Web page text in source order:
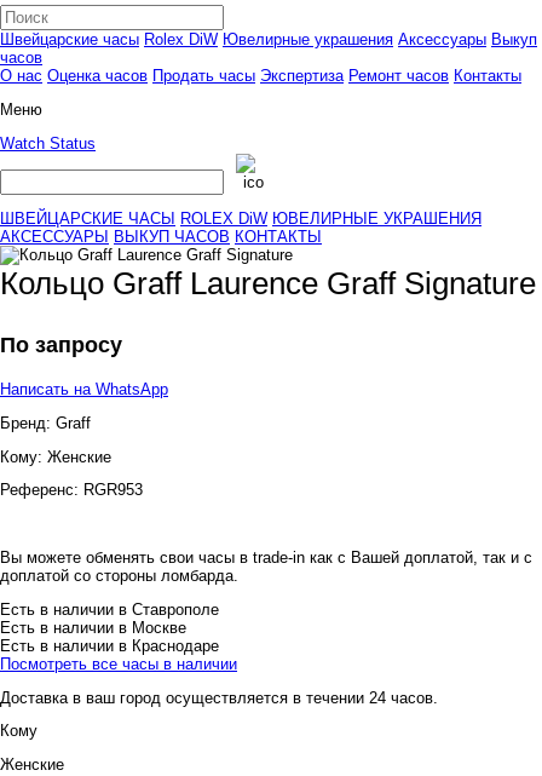
Швейцарские часы Rolex DiW Ювелирные украшения Аксессуары Выкуп
часов
О нас Оценка часов Продать часы Экспертиза Ремонт часов Контакты
Меню
Watch Status
ШВЕЙЦАРСКИЕ ЧАСЫ ROLEX DiW ЮВЕЛИРНЫЕ УКРАШЕНИЯ
АКСЕССУАРЫ
ВЫКУП ЧАСОВ КОНТАКТЫ
Кольцо Graff Laurence Graff Signature
По запросу
Написать на WhatsApp
Бренд: Graff
Кому: Женские
Референс: RGR953
Вы можете обменять свои часы в trade-in как с Вашей доплатой, так и с
доплатой со стороны ломбарда.
Есть в наличии в Ставрополе
Есть в наличии в Москве
Есть в наличии в Краснодаре
Посмотреть все часы в наличии
Доставка в ваш город осуществляется в течении 24 часов.
Кому
Женские